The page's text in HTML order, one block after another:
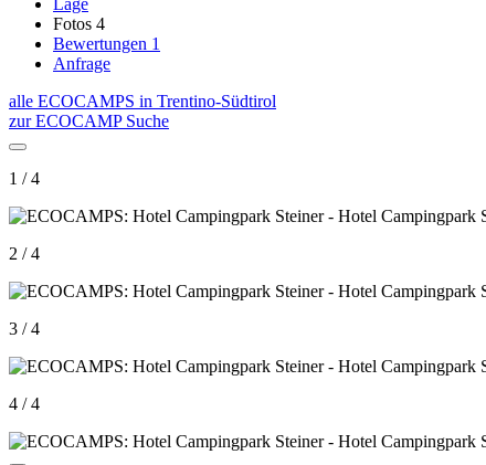
Fotos 4
Bewertungen 1
Anfrage
alle ECOCAMPS in Trentino-Südtirol
zur ECOCAMP Suche
1 / 4
2 / 4
3 / 4
4 / 4